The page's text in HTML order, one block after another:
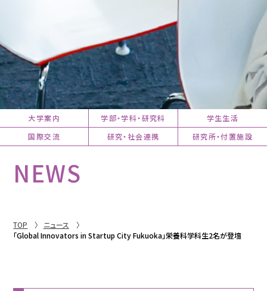
大学案内 学部・学科・研究科
学生生活
国際交流
研究・社会連携 研究所・付置施設
NEWS
TOP
ニュース
「Global Innovators in Startup City Fukuoka」栄養科学科生2名が登壇